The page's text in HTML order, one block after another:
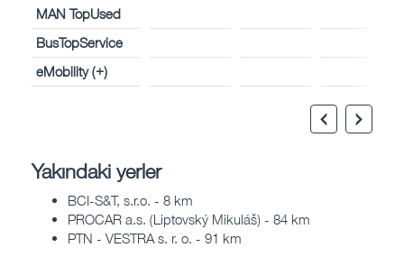
MAN TopUsed
BusTopService
eMobility (+)
Yakındaki yerler
BCI-S&T, s.r.o. - 8 km
PROCAR a.s. (Liptovský Mikuláš) - 84 km
PTN - VESTRA s. r. o. - 91 km